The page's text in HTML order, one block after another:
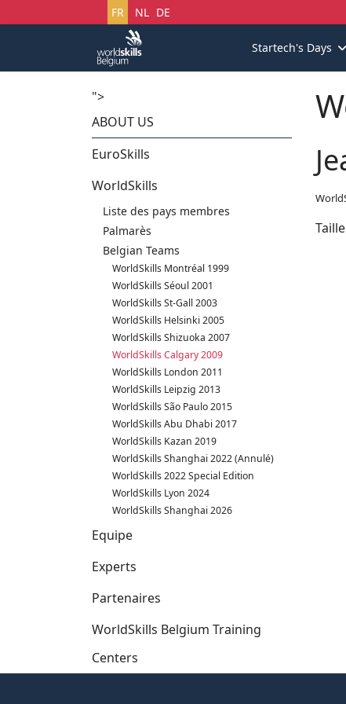
Sélectionnez votre langue
FR NL DE
Startech's Days
">
ABOUT US
EuroSkills
WorldSkills
Liste des pays membres
Palmarès
Belgian Teams
WorldSkills Montréal 1999
WorldSkills Séoul 2001
WorldSkills St-Gall 2003
WorldSkills Helsinki 2005
WorldSkills Shizuoka 2007
WorldSkills Calgary 2009
WorldSkills London 2011
WorldSkills Leipzig 2013
WorldSkills São Paulo 2015
WorldSkills Abu Dhabi 2017
WorldSkills Kazan 2019
WorldSkills Shanghai 2022 (Annulé)
WorldSkills 2022 Special Edition
WorldSkills Lyon 2024
WorldSkills Shanghai 2026
Equipe
Experts
Partenaires
WorldSkills Belgium Training
Centers